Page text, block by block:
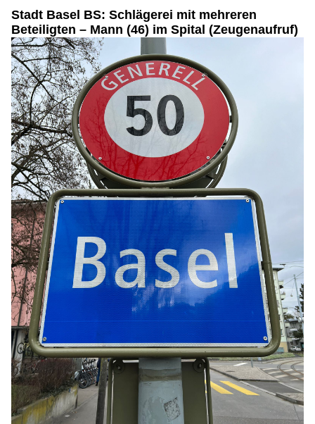
Stadt Basel BS: Schlägerei mit mehreren
Beteiligten – Mann (46) im Spital (Zeugenaufruf)